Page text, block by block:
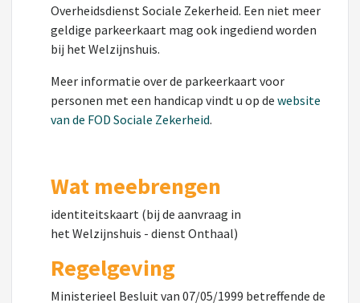
Overheidsdienst Sociale Zekerheid. Een niet meer
geldige parkeerkaart mag ook ingediend worden
bij het Welzijnshuis.
Meer informatie over de parkeerkaart voor
personen met een handicap vindt u op de website
van de FOD Sociale Zekerheid.
Wat meebrengen
identiteitskaart (bij de aanvraag in
het Welzijnshuis - dienst Onthaal)
Regelgeving
Ministerieel Besluit van 07/05/1999 betreffende de